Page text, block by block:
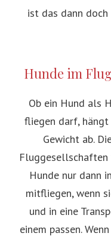
ist das dann
Hunde im
Ob ein Hund als
fliegen darf, hängt
Gewicht ab.
Fluggesellschaften
Hunde nur dann
mitfliegen, wenn
und in eine
einem passen.